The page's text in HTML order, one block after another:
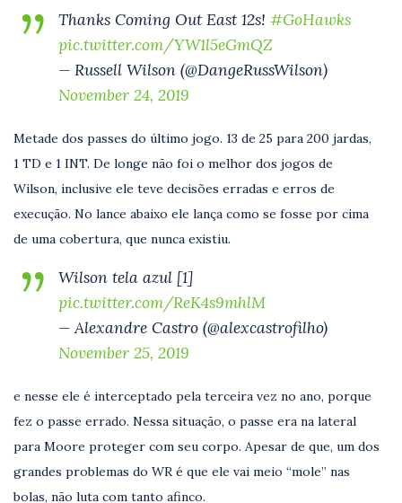
Thanks Coming Out East 12s! #GoHawks
pic.twitter.com/YW1l5eGmQZ
— Russell Wilson (@DangeRussWilson)
November 24, 2019
Metade dos passes do último jogo. 13 de 25 para 200 jardas,
1 TD e 1 INT. De longe não foi o melhor dos jogos de
Wilson, inclusive ele teve decisões erradas e erros de
execução. No lance abaixo ele lança como se fosse por cima
de uma cobertura, que nunca existiu.
Wilson tela azul [1]
pic.twitter.com/ReK4s9mhlM
— Alexandre Castro (@alexcastrofilho)
November 25, 2019
e nesse ele é interceptado pela terceira vez no ano, porque
fez o passe errado. Nessa situação, o passe era na lateral
para Moore proteger com seu corpo. Apesar de que, um dos
grandes problemas do WR é que ele vai meio “mole” nas
bolas, não luta com tanto afinco.